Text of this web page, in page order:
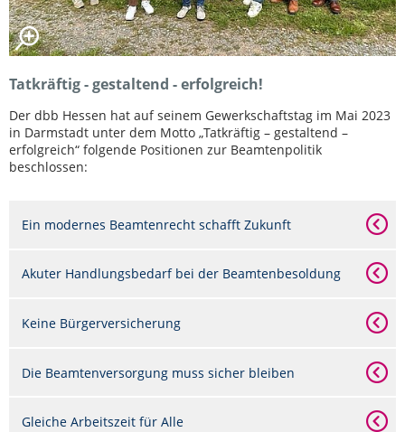
Tatkräftig - gestaltend - erfolgreich!
Der dbb Hessen hat auf seinem Gewerkschaftstag im Mai 2023
in Darmstadt unter dem Motto „Tatkräftig – gestaltend –
erfolgreich“ folgende Positionen zur Beamtenpolitik
beschlossen:
Ein modernes Beamtenrecht schafft Zukunft
Akuter Handlungsbedarf bei der Beamtenbesoldung
Keine Bürgerversicherung
Die Beamtenversorgung muss sicher bleiben
Gleiche Arbeitszeit für Alle